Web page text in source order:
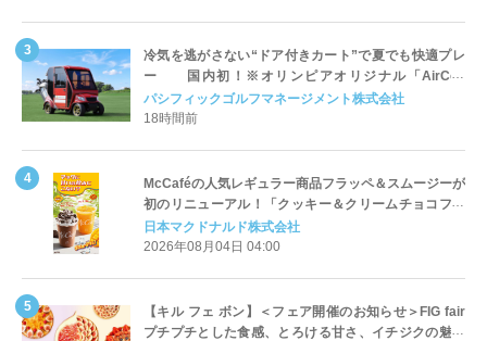
冷気を逃がさない“ドア付きカート”で夏でも快適プレ
ー 国内初！※オリンピアオリジナル「AirCon
Cart（エアコンカート）」導入 | ＰＧＭ
パシフィックゴルフマネージメント株式会社
18時間前
McCaféの人気レギュラー商品フラッペ＆スムージーが
初のリニューアル！「クッキー＆クリームチョコフラ
ッペ」「マンゴースムージー」8月5日（水）から販売
開始
日本マクドナルド株式会社
2026年08月04日 04:00
【キル フェ ボン】＜フェア開催のお知らせ＞FIG fair
プチプチとした食感、とろける甘さ、イチジクの魅力